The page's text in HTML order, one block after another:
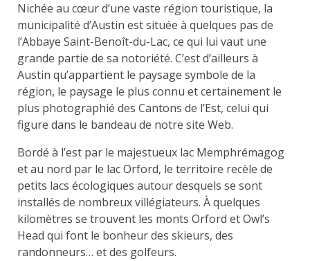
Nichée au cœur d’une vaste région touristique, la
municipalité d’Austin est située à quelques pas de
l’Abbaye Saint-Benoît-du-Lac, ce qui lui vaut une
grande partie de sa notoriété. C’est d’ailleurs à
Austin qu’appartient le paysage symbole de la
région, le paysage le plus connu et certainement le
plus photographié des Cantons de l’Est, celui qui
figure dans le bandeau de notre site Web.
Bordé à l’est par le majestueux lac Memphrémagog
et au nord par le lac Orford, le territoire recèle de
petits lacs écologiques autour desquels se sont
installés de nombreux villégiateurs. À quelques
kilomètres se trouvent les monts Orford et Owl’s
Head qui font le bonheur des skieurs, des
randonneurs… et des golfeurs.